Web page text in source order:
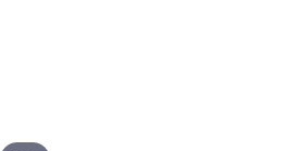
Neste